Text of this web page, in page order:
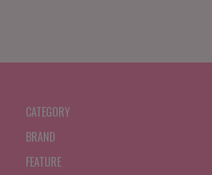
CATEGORY
BRAND
FEATURE